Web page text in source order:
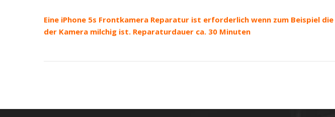
Eine iPhone 5s Frontkamera Reparatur ist erforderlich wenn zum Beispiel
der Kamera milchig ist. Reparaturdauer ca. 30 Minuten